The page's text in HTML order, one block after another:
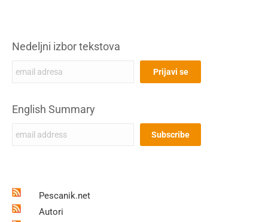
Nedeljni izbor tekstova
English Summary
Pescanik.net
Autori